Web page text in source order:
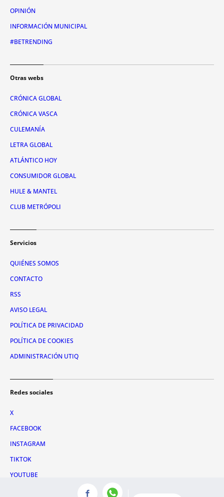
OPINIÓN
INFORMACIÓN MUNICIPAL
#BETRENDING
Otras webs
CRÓNICA GLOBAL
CRÓNICA VASCA
CULEMANÍA
LETRA GLOBAL
ATLÁNTICO HOY
CONSUMIDOR GLOBAL
HULE & MANTEL
CLUB METRÓPOLI
Servicios
QUIÉNES SOMOS
CONTACTO
RSS
AVISO LEGAL
POLÍTICA DE PRIVACIDAD
POLÍTICA DE COOKIES
ADMINISTRACIÓN UTIQ
Redes sociales
X
FACEBOOK
INSTAGRAM
TIKTOK
YOUTUBE